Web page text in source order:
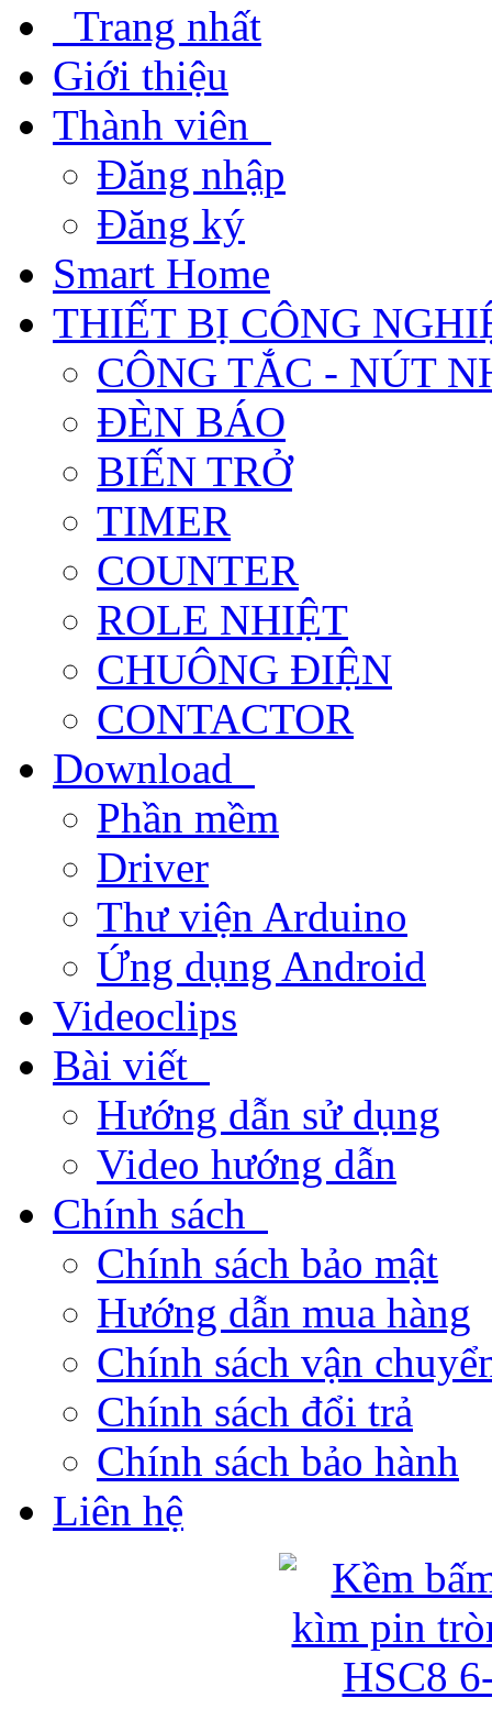
Trang nhất
Giới thiệu
Thành viên
Đăng nhập
Đăng ký
Smart Home
THIẾT BỊ CÔNG
CÔNG TẮC - NÚT
ĐÈN BÁO
BIẾN TRỞ
TIMER
COUNTER
ROLE NHIỆT
CHUÔNG ĐIỆN
CONTACTOR
Download
Phần mềm
Driver
Thư viện Arduino
Ứng dụng Android
Videoclips
Bài viết
Hướng dẫn sử dụng
Video hướng dẫn
Chính sách
Chính sách bảo mật
Hướng dẫn mua hàng
Chính sách vận
Chính sách đổi trả
Chính sách bảo hành
Liên hệ